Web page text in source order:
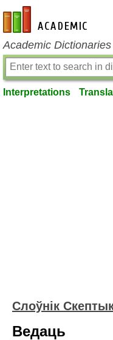
en-academic.com
Academic
Interpretations
Слоўнік
Ведаць